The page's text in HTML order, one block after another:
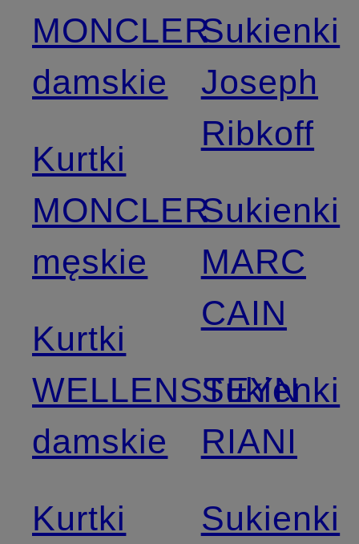
MONCLER
damskie
Kurtki
MONCLER
męskie
Kurtki
WELLENSTEYN
damskie
Kurtki
Sukienki
Joseph
Ribkoff
Sukienki
MARC
CAIN
Sukienki
RIANI
Sukienki